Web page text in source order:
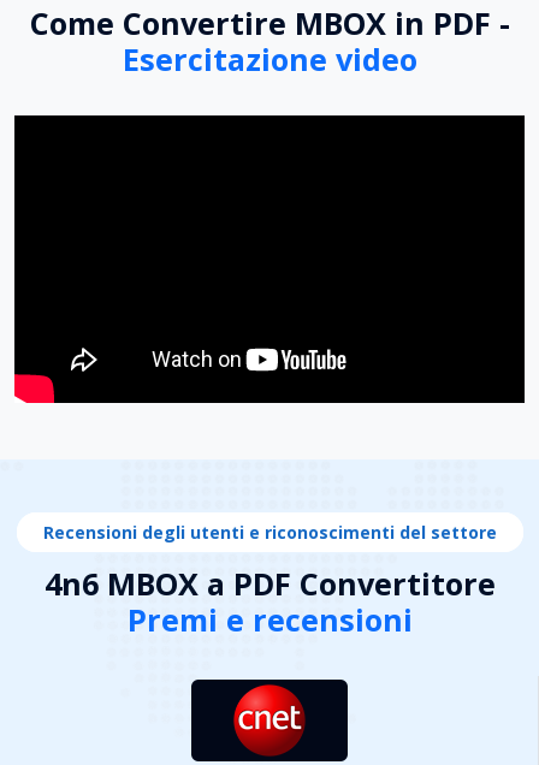
Come Convertire MBOX in PDF -
Esercitazione video
Recensioni degli utenti e riconoscimenti del settore
4n6 MBOX a PDF Convertitore
Premi e recensioni